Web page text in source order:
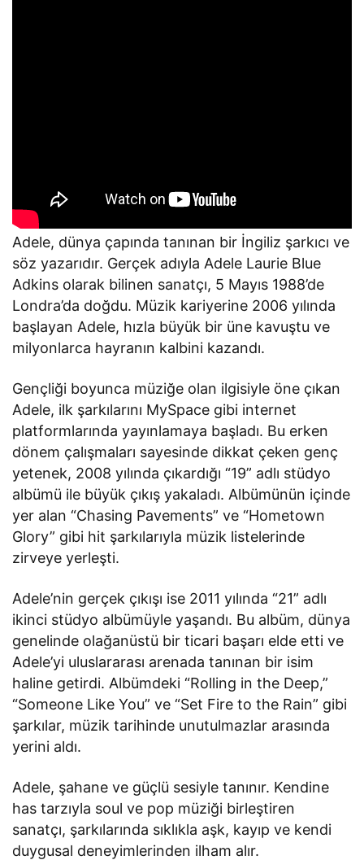
Adele, dünya çapında tanınan bir İngiliz şarkıcı ve
söz yazarıdır. Gerçek adıyla Adele Laurie Blue
Adkins olarak bilinen sanatçı, 5 Mayıs 1988’de
Londra’da doğdu. Müzik kariyerine 2006 yılında
başlayan Adele, hızla büyük bir üne kavuştu ve
milyonlarca hayranın kalbini kazandı.
Gençliği boyunca müziğe olan ilgisiyle öne çıkan
Adele, ilk şarkılarını MySpace gibi internet
platformlarında yayınlamaya başladı. Bu erken
dönem çalışmaları sayesinde dikkat çeken genç
yetenek, 2008 yılında çıkardığı “19” adlı stüdyo
albümü ile büyük çıkış yakaladı. Albümünün içinde
yer alan “Chasing Pavements” ve “Hometown
Glory” gibi hit şarkılarıyla müzik listelerinde
zirveye yerleşti.
Adele’nin gerçek çıkışı ise 2011 yılında “21” adlı
ikinci stüdyo albümüyle yaşandı. Bu albüm, dünya
genelinde olağanüstü bir ticari başarı elde etti ve
Adele’yi uluslararası arenada tanınan bir isim
haline getirdi. Albümdeki “Rolling in the Deep,”
“Someone Like You” ve “Set Fire to the Rain” gibi
şarkılar, müzik tarihinde unutulmazlar arasında
yerini aldı.
Adele, şahane ve güçlü sesiyle tanınır. Kendine
has tarzıyla soul ve pop müziği birleştiren
sanatçı, şarkılarında sıklıkla aşk, kayıp ve kendi
duygusal deneyimlerinden ilham alır.